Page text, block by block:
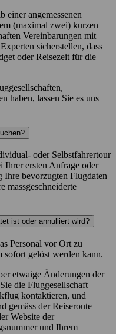
einer angemessenen
(maximal zwei) kurzen
Vereinbarungen mit
sicherstellen, dass
oder Reisezeit für die
haben, lassen Sie es uns
oder Selbstfahrertour
Ihrer ersten Anfrage oder
bevorzugten Flugdaten
massgeschneiderte
ist oder annulliert wird?
Personal vor Ort zu
sofort gelöst werden kann.
etwaige Änderungen der
die Fluggesellschaft
kontaktieren, und
gemäss der Reiseroute
Website der
und Ihrem